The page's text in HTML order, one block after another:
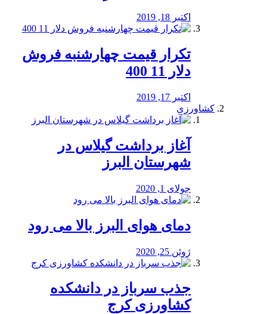
اکتبر 18, 2019
تکرار قیمت چهارشنبه فروش
دلار 11 400
اکتبر 17, 2019
کشاورزی
آغاز برداشت گیلاس در
شهرستان البرز
جولای 1, 2020
دمای هوای البرز بالا می رود
ژوئن 25, 2020
جذب سرباز در دانشکده
کشاورزی کرج